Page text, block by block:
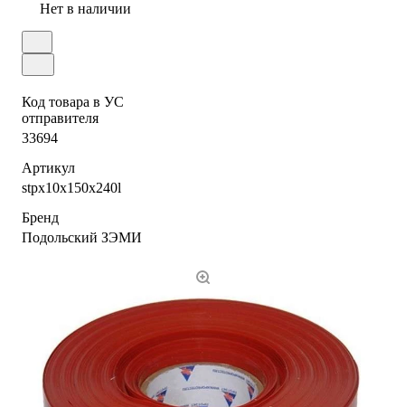
Нет в наличии
Код товара в УС
отправителя
33694
Артикул
stpx10x150x240l
Бренд
Подольский ЗЭМИ